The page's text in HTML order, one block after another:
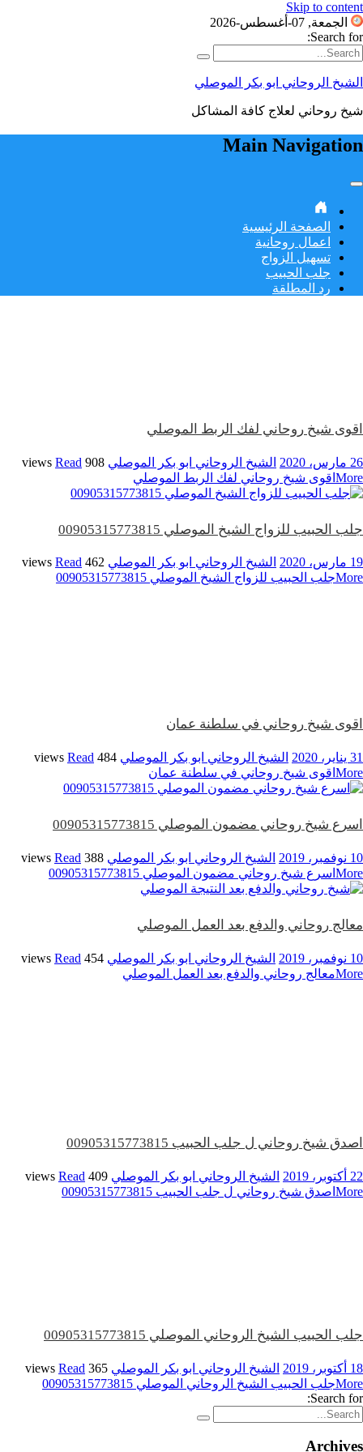
Skip to content
الجمعة, 07-أغسطس-2026
Search for:
الشيخ الروحاني ابو بكر الموصلي
شيخ روحاني لعلاج كافة المشاكل
Main Navigation
الصفحة الرئيسية
اعمال روحانية
تسهيل الزواج
جلب الحبيب
رد المطلقة
اقوى شيخ روحاني لفك الربط الموصلي
26 مارس، 2020 الشيخ الروحاني ابو بكر الموصلي 908 views
Read
More اقوى شيخ روحاني لفك الربط الموصلي
جلب الحبيب للزواج الشيخ الموصلي 00905315773815
19 مارس، 2020 الشيخ الروحاني ابو بكر الموصلي 462 views
Read
Moreجلب الحبيب للزواج الشيخ الموصلي 00905315773815
اقوى شيخ روحاني في سلطنة عمان
31 يناير، 2020 الشيخ الروحاني ابو بكر الموصلي 484 views
Read
More اقوى شيخ روحاني في سلطنة عمان
اسرع شيخ روحاني مضمون الموصلي 00905315773815
10 نوفمبر، 2019 الشيخ الروحاني ابو بكر الموصلي 388 views
Read
More اسرع شيخ روحاني مضمون الموصلي 00905315773815
معالج روحاني والدفع بعد العمل الموصلي
10 نوفمبر، 2019 الشيخ الروحاني ابو بكر الموصلي 454 views
Read
Moreمعالج روحاني والدفع بعد العمل الموصلي
اصدق شيخ روحاني ل جلب الحبيب 00905315773815
22 أكتوبر، 2019 الشيخ الروحاني ابو بكر الموصلي 409 views
Read
More اصدق شيخ روحاني ل جلب الحبيب 00905315773815
جلب الحبيب الشيخ الروحاني الموصلي 00905315773815
18 أكتوبر، 2019 الشيخ الروحاني ابو بكر الموصلي 365 views
Read
Moreجلب الحبيب الشيخ الروحاني الموصلي 00905315773815
Search for:
Archives